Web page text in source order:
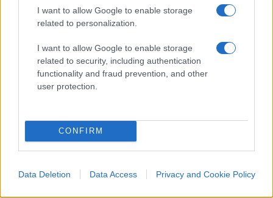
I want to allow Google to enable storage
related to personalization.
I want to allow Google to enable storage
related to security, including authentication
functionality and fraud prevention, and other
user protection.
CONFIRM
Data Deletion Data Access Privacy and Cookie Policy
Luigi Bisignani per Il Tempo, 8 agosto 2026